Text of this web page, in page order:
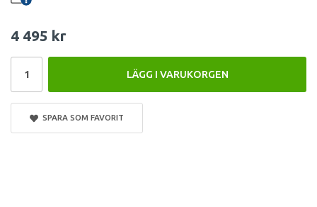
4 495 kr
LÄGG I VARUKORGEN
SPARA SOM FAVORIT